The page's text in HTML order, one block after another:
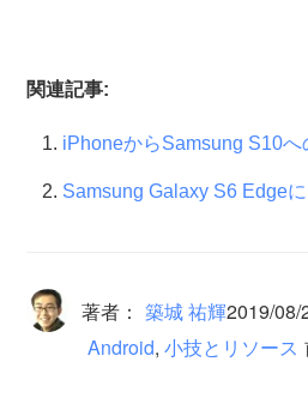
関連記事:
iPhoneからSamsung S10
Samsung Galaxy S6 Edge
著者： 築城 祐輝2019/08/
Android,小技とリソース